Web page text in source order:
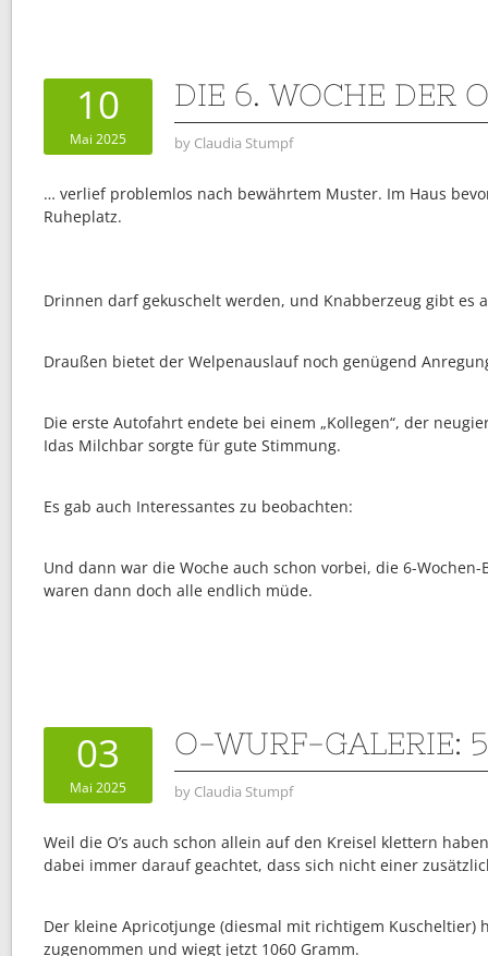
10
Mai 2025
DIE 6. WOCHE DER
by Claudia Stumpf
… verlief problemlos nach bewährtem Muster. Im Haus
Ruheplatz.
Drinnen darf gekuschelt werden, und Knabberzeug gibt es
Draußen bietet der Welpenauslauf noch genügend
Die erste Autofahrt endete bei einem „Kollegen“, der
Idas Milchbar sorgte für gute Stimmung.
Es gab auch Interessantes zu beobachten:
Und dann war die Woche auch schon vorbei, die 6-
waren dann doch alle endlich müde.
03
Mai 2025
O-WURF-GALERIE:
by Claudia Stumpf
Weil die O’s auch schon allein auf den Kreisel klettern
dabei immer darauf geachtet, dass sich nicht einer
Der kleine Apricotjunge (diesmal mit richtigem Kuscheltier)
zugenommen und wiegt jetzt 1060 Gramm.